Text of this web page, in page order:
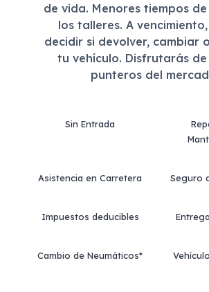
de vida. Menores tiempos
los talleres. A
decidir si devolver, cambiar
tu vehículo. Disfrutarás de
punteros del
Sin Entrada
Asistencia en Carretera Seguro
Impuestos deducibles
Cambio de Neumáticos*